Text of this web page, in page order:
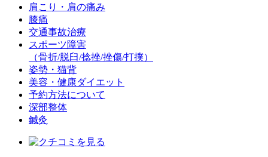
肩こり・肩の痛み
膝痛
交通事故治療
スポーツ障害
（骨折/脱臼/捻挫/挫傷/打撲）
姿勢・猫背
美容・健康ダイエット
予約方法について
深部整体
鍼灸